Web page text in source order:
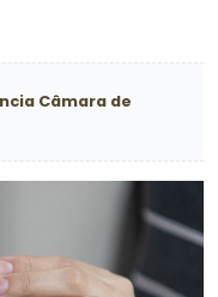
Câmara de